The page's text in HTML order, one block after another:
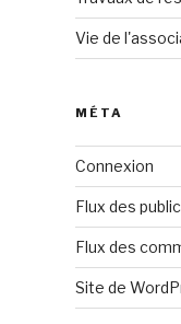
Vie de
MÉTA
Connexion
Flux des
Flux des
Site de